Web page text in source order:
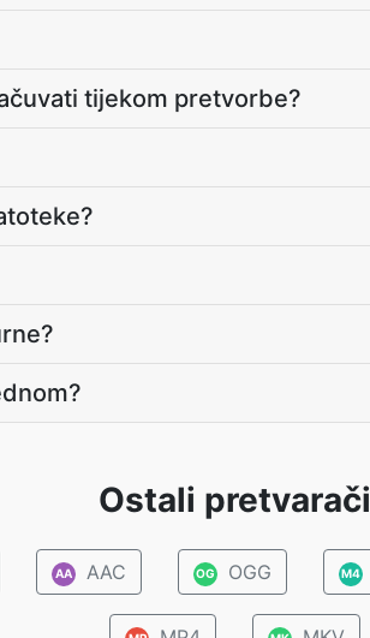
tijekom pretvorbe?
Ostali pretvarači
AA AAC OG OGG M4